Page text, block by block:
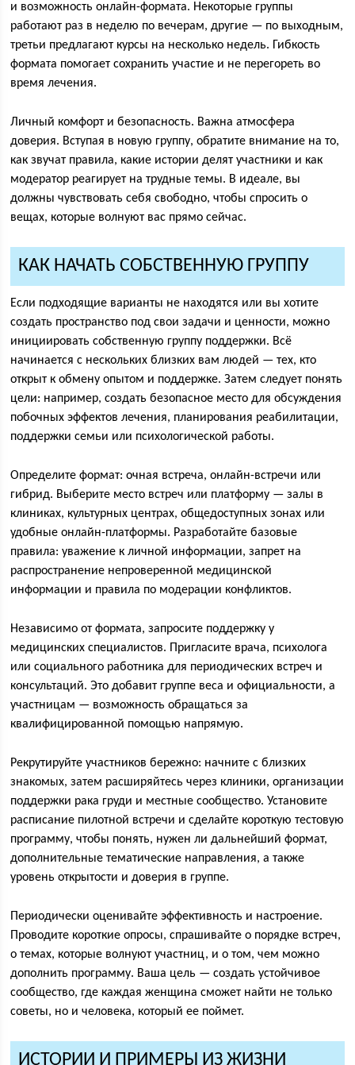
и возможность онлайн-формата. Некоторые группы
работают раз в неделю по вечерам, другие — по выходным,
третьи предлагают курсы на несколько недель. Гибкость
формата помогает сохранить участие и не перегореть во
время лечения.
Личный комфорт и безопасность. Важна атмосфера
доверия. Вступая в новую группу, обратите внимание на то,
как звучат правила, какие истории делят участники и как
модератор реагирует на трудные темы. В идеале, вы
должны чувствовать себя свободно, чтобы спросить о
вещах, которые волнуют вас прямо сейчас.
КАК НАЧАТЬ СОБСТВЕННУЮ ГРУППУ
Если подходящие варианты не находятся или вы хотите
создать пространство под свои задачи и ценности, можно
инициировать собственную группу поддержки. Всё
начинается с нескольких близких вам людей — тех, кто
открыт к обмену опытом и поддержке. Затем следует понять
цели: например, создать безопасное место для обсуждения
побочных эффектов лечения, планирования реабилитации,
поддержки семьи или психологической работы.
Определите формат: очная встреча, онлайн-встречи или
гибрид. Выберите место встреч или платформу — залы в
клиниках, культурных центрах, общедоступных зонах или
удобные онлайн-платформы. Разработайте базовые
правила: уважение к личной информации, запрет на
распространение непроверенной медицинской
информации и правила по модерации конфликтов.
Независимо от формата, запросите поддержку у
медицинских специалистов. Пригласите врача, психолога
или социального работника для периодических встреч и
консультаций. Это добавит группе веса и официальности, а
участницам — возможность обращаться за
квалифицированной помощью напрямую.
Рекрутируйте участников бережно: начните с близких
знакомых, затем расширяйтесь через клиники, организации
поддержки рака груди и местные сообщество. Установите
расписание пилотной встречи и сделайте короткую тестовую
программу, чтобы понять, нужен ли дальнейший формат,
дополнительные тематические направления, а также
уровень открытости и доверия в группе.
Периодически оценивайте эффективность и настроение.
Проводите короткие опросы, спрашивайте о порядке встреч,
о темах, которые волнуют участниц, и о том, чем можно
дополнить программу. Ваша цель — создать устойчивое
сообщество, где каждая женщина сможет найти не только
советы, но и человека, который ее поймет.
ИСТОРИИ И ПРИМЕРЫ ИЗ ЖИЗНИ